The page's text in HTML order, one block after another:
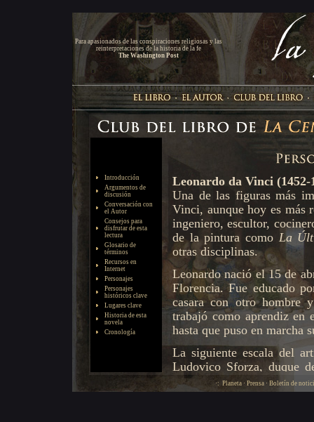
Para apasionados de las conspiraciones religiosas y las
reinterpretaciones de la historia de la fe
The Washington Post
Introducción
Argumentos de
discusión
Conversación con
el Autor
Consejos para
disfrutar de esta
lectura
Glosario de
términos
Recursos en
Internet
Personajes
Personajes
históricos clave
Lugares clave
Historia de esta
novela
Cronología
·: Planeta· Prensa· Boletín de